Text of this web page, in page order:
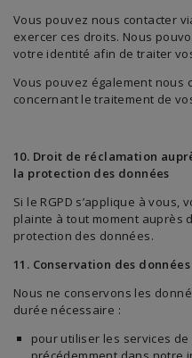
Vous pouvez nous contacter
exercer ces droits. Nous
votre identité afin de traiter
Vous pouvez également nous
concernant le traitement de
10. Droit de réclamation
la protection des données
Si le RGPD s’applique à
plainte à tout moment auprès
protection des données.
11. Conservation des données
Nous ne conservons les
durée nécessaire :
pour utiliser les services